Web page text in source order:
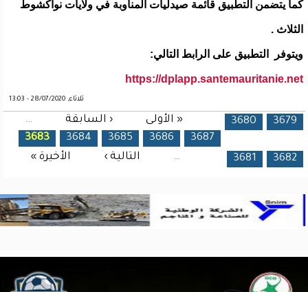
كما يتضمن التطبيق قائمة صيدليات المناوبة في ولايات نواكشوط
الثلاث .
ويتوفر التطبيق على الرابط التالي:
https://dplapp.santemauritanie.net
ثلاثاء, 28/07/2020 - 13:03
الصفحات « الأولى ‹ السابقة … 3679
3680
3681 3682
3683 3684 3685 3686
3687
…
التالية › الأخيرة »